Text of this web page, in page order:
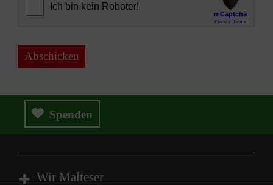
Abschicken
Spenden
Wir Malteser